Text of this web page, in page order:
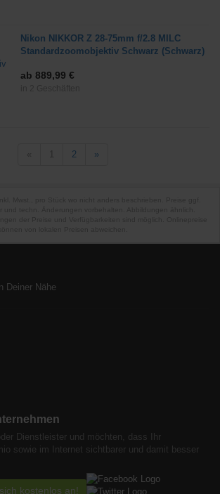
Nikon NIKKOR Z 28-75mm f/2.8 MILC
Standardzoomobjektiv Schwarz (Schwarz)
ab 889,99 €
1 2 »
Deiner Nähe
Dienstleister und möchten, dass Ihr
sowie im Internet sichtbarer und damit besser
kostenlos an!